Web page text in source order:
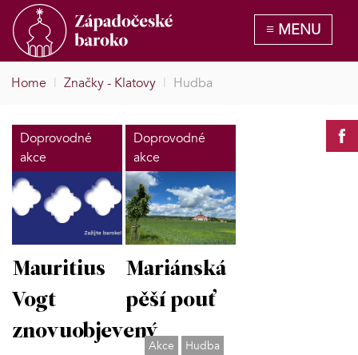
Home | Značky - Klatovy | Hudba
Doprovodné
akce
Mauritius
Vogt
znovuobjevený
Doprovodné
akce
Mariánská
pěší pouť
Akce
Hudba